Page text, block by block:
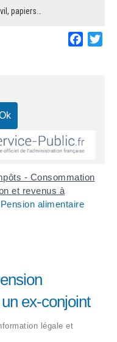
papiers…
- Consommation
et revenus à
alimentaire
ex-conjoint
légale et